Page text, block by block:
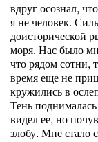
вдруг осознал,
я не человек.
доисторической
моря. Нас было
что рядом сотни,
время еще не
кружились в
Тень
видел ее, но
злобу. Мне стало